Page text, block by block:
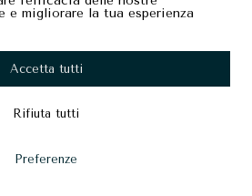
effettuate per loro
Stato.
è svolta in parte in Italia e in
il requisito della territorialità
quanto i casi di esclusione
e migliorare la tua esperienza
Accetta tutti
Rifiuta tutti
Preferenze